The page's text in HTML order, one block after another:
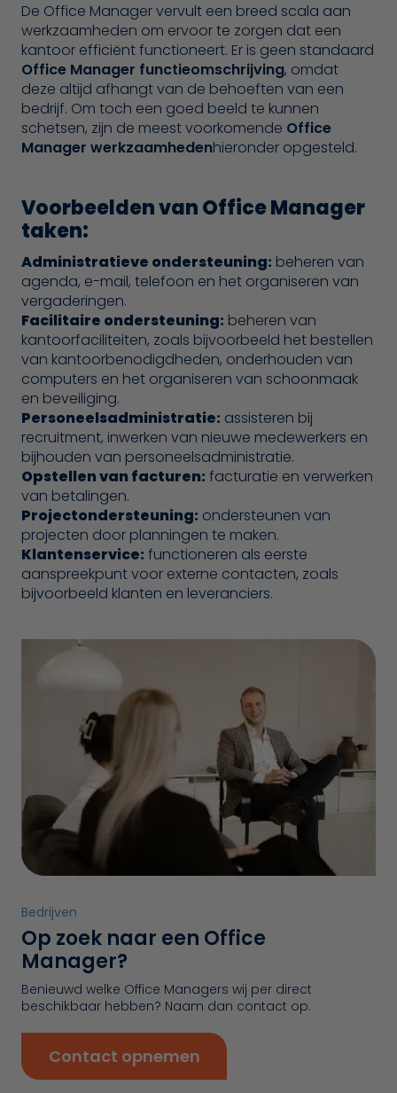
De Office Manager vervult een breed scala aan
werkzaamheden om ervoor te zorgen dat een
kantoor efficiënt functioneert. Er is geen standaard
Office Manager functieomschrijving, omdat
deze altijd afhangt van de behoeften van een
bedrijf. Om toch een goed beeld te kunnen
schetsen, zijn de meest voorkomende Office
Manager werkzaamhedenhieronder opgesteld.
Voorbeelden van Office Manager
taken:
Administratieve ondersteuning: beheren van
agenda, e-mail, telefoon en het organiseren van
vergaderingen.
Facilitaire ondersteuning: beheren van
kantoorfaciliteiten, zoals bijvoorbeeld het bestellen
van kantoorbenodigdheden, onderhouden van
computers en het organiseren van schoonmaak
en beveiliging.
Personeelsadministratie: assisteren bij
recruitment, inwerken van nieuwe medewerkers en
bijhouden van personeelsadministratie.
Opstellen van facturen: facturatie en verwerken
van betalingen.
Projectondersteuning: ondersteunen van
projecten door planningen te maken.
Klantenservice: functioneren als eerste
aanspreekpunt voor externe contacten, zoals
bijvoorbeeld klanten en leveranciers.
Bedrijven
Op zoek naar een Office
Manager?
Benieuwd welke Office Managers wij per direct
beschikbaar hebben? Naam dan contact op.
Contact opnemen